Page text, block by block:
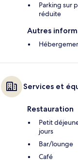
Parking sur
réduite
Autres
Services et
Restauration
Petit
jours
Bar/lounge
Café